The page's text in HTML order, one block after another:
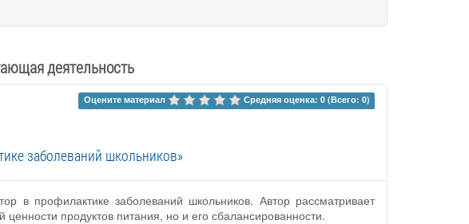
деятельность
Оцените материал Средняя оценка: 0 (Всего: 0)
заболеваний школьников»
в профилактике заболеваний школьников. Автор рассматривает
продуктов питания, но и его сбалансированности.